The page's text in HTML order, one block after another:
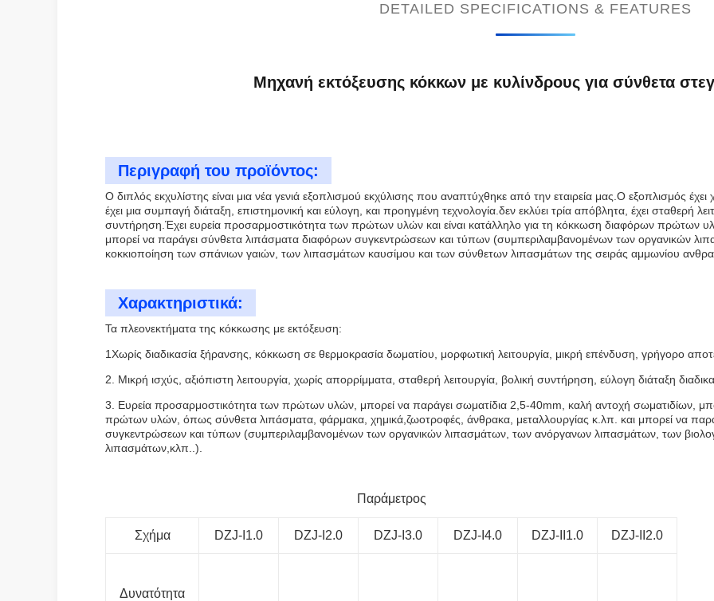
DETAILED SPECIFICATIONS & FEATURES
Μηχανή εκτόξευσης κόκκων με κυλίνδρους για σύνθετα
Περιγραφή του προϊόντος:
Ο διπλός εκχυλίστης είναι μια νέα γενιά εξοπλισμού εκχύλισης που αναπτύχθηκε από την εταιρεία μας.Ο εξοπλισμός
έχει μια συμπαγή διάταξη, επιστημονική και εύλογη, και προηγμένη τεχνολογία.δεν εκλύει τρία απόβλητα, έχει σταθερή
συντήρηση.Έχει ευρεία προσαρμοστικότητα των πρώτων υλών και είναι κατάλληλο για τη κόκκωση διαφόρων πρώτων
μπορεί να παράγει σύνθετα λιπάσματα διαφόρων συγκεντρώσεων και τύπων (συμπεριλαμβανομένων των οργανικών
κοκκιοποίηση των σπάνιων γαιών, των λιπασμάτων καυσίμου και των σύνθετων λιπασμάτων της σειράς αμμωνίου
Χαρακτηριστικά:
Τα πλεονεκτήματα της κόκκωσης με εκτόξευση:
1Χωρίς διαδικασία ξήρανσης, κόκκωση σε θερμοκρασία δωματίου, μορφωτική λειτουργία, μικρή επένδυση, γρήγορο
2. Μικρή ισχύς, αξιόπιστη λειτουργία, χωρίς απορρίμματα, σταθερή λειτουργία, βολική συντήρηση, εύλογη διάταξη
3. Ευρεία προσαρμοστικότητα των πρώτων υλών, μπορεί να παράγει σωματίδια 2,5-40mm, καλή αντοχή σωματιδίων,
πρώτων υλών, όπως σύνθετα λιπάσματα, φάρμακα, χημικά,ζωοτροφές, άνθρακα, μεταλλουργίας κ.λπ. και μπορεί να
συγκεντρώσεων και τύπων (συμπεριλαμβανομένων των οργανικών λιπασμάτων, των ανόργανων λιπασμάτων, των
λιπασμάτων,κλπ..).
Παράμετρος
Σχήμα DZJ-I1.0 DZJ-I2.0 DZJ-I3.0 DZJ-I4.0 DZJ-II1.0 DZJ-II2.0
Δυνατότητα